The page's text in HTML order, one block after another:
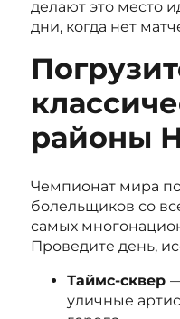
делают это место
дни, когда нет
районы
Чемпионат мира
болельщиков со
самых
Проведите день,
Таймс-сквер
уличные